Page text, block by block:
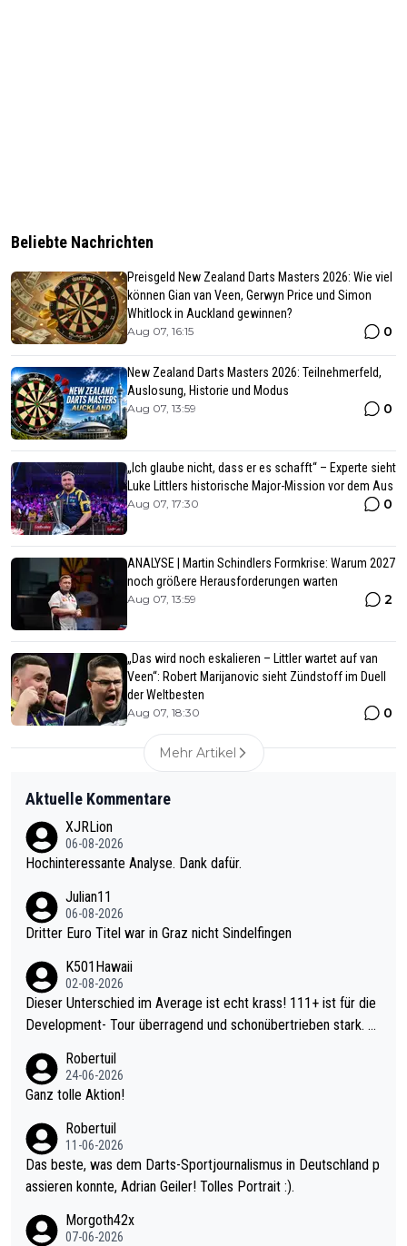
Beliebte Nachrichten
Preisgeld New Zealand Darts Masters 2026: Wie viel
können Gian van Veen, Gerwyn Price und Simon
Whitlock in Auckland gewinnen?
Aug 07, 16:15 0
New Zealand Darts Masters 2026: Teilnehmerfeld,
Auslosung, Historie und Modus
Aug 07, 13:59 0
„Ich glaube nicht, dass er es schafft“ – Experte sieht
Luke Littlers historische Major-Mission vor dem Aus
Aug 07, 17:30 0
ANALYSE | Martin Schindlers Formkrise: Warum 2027
noch größere Herausforderungen warten
Aug 07, 13:59 2
„Das wird noch eskalieren – Littler wartet auf van
Veen“: Robert Marijanovic sieht Zündstoff im Duell
der Weltbesten
Aug 07, 18:30 0
Mehr Artikel
Aktuelle Kommentare
XJRLion
06-08-2026
Hochinteressante Analyse. Dank dafür.
Julian11
06-08-2026
Dritter Euro Titel war in Graz nicht Sindelfingen
K501Hawaii
02-08-2026
Dieser Unterschied im Average ist echt krass! 111+ ist für die
Development- Tour überragend und schonübertrieben stark. U
mal 40+ erst recht. Da gewinnst keinen Blumentopf - ist ja noc
h krasser wie ein Pokalspiel eines Kreisligisten vs einem Bund
Robertuil
24-06-2026
Ganz tolle Aktion!
Robertuil
11-06-2026
Das beste, was dem Darts-Sportjournalismus in Deutschland p
assieren konnte, Adrian Geiler! Tolles Portrait :).
Morgoth42x
07-06-2026